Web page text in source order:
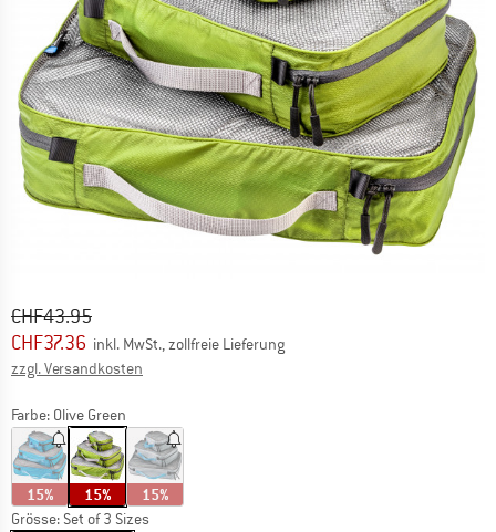
Ursprünglicher Preis :
CHF43.95
Preis:
CHF37.36 inkl. MwSt., zollfreie Lieferung
zzgl. Versandkosten
Farbe: Olive Green
15% 15% 15%
Grösse: Set of 3 Sizes